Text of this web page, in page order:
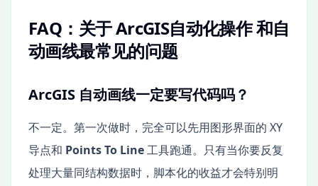
FAQ：关于 ArcGIS自动化操作 和自
动画线最常见的问题
ArcGIS 自动画线一定要写代码吗？
不一定。第一次做时，完全可以先用图形界面的 XY
导点和 Points To Line工具跑通。只有当你要反复
处理大量同结构数据时，脚本化的收益才会特别明